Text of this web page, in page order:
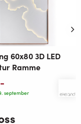
60x80 3D LED
Ramme
september